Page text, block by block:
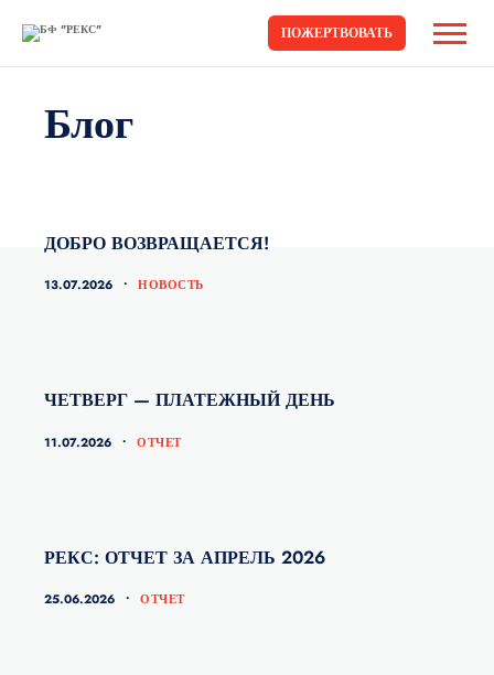
ПОЖЕРТВОВАТЬ
Блог
ДОБРО ВОЗВРАЩАЕТСЯ!
13.07.2026 КАТЕГОРИИ
НОВОСТЬ
ЧЕТВЕРГ — ПЛАТЕЖНЫЙ ДЕНЬ
11.07.2026 КАТЕГОРИИ
ОТЧЕТ
РЕКС: ОТЧЕТ ЗА АПРЕЛЬ 2026
25.06.2026 КАТЕГОРИИ
ОТЧЕТ